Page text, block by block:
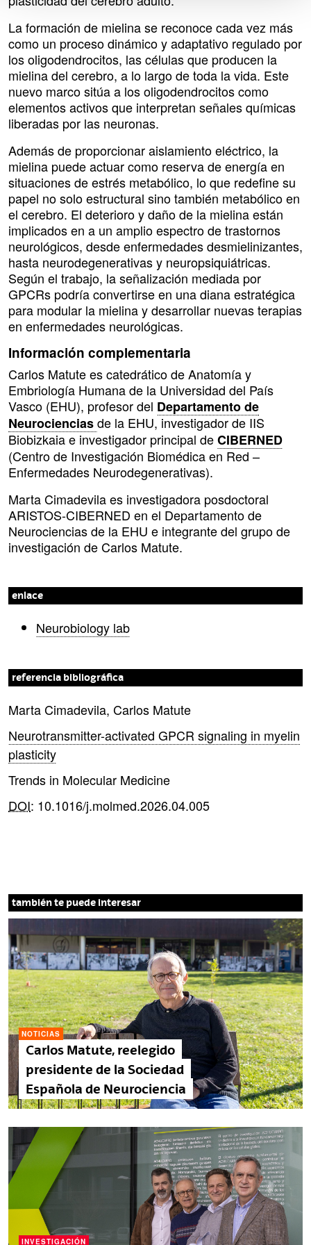
La formación de mielina se reconoce cada vez más
como un proceso dinámico y adaptativo regulado por
los oligodendrocitos, las células que producen la
mielina del cerebro, a lo largo de toda la vida. Este
nuevo marco sitúa a los oligodendrocitos como
elementos activos que interpretan señales químicas
liberadas por las neuronas.
Además de proporcionar aislamiento eléctrico, la
mielina puede actuar como reserva de energía en
situaciones de estrés metabólico, lo que redefine su
papel no solo estructural sino también metabólico en
el cerebro. El deterioro y daño de la mielina están
implicados en a un amplio espectro de trastornos
neurológicos, desde enfermedades desmielinizantes,
hasta neurodegenerativas y neuropsiquiátricas.
Según el trabajo, la señalización mediada por
GPCRs podría convertirse en una diana estratégica
para modular la mielina y desarrollar nuevas terapias
en enfermedades neurológicas.
Información complementaria
Carlos Matute es catedrático de Anatomía y
Embriología Humana de la Universidad del País
Vasco (EHU), profesor del Departamento de
Neurocienciasde la EHU, investigador de IIS
Biobizkaia e investigador principal deCIBERNED
(Centro de Investigación Biomédica en Red –
Enfermedades Neurodegenerativas).
Marta Cimadevila es investigadora posdoctoral
ARISTOS-CIBERNED en el Departamento de
Neurociencias de la EHU e integrante del grupo de
investigación de Carlos Matute.
enlace
Neurobiology lab
referencia bibliográfica
Marta Cimadevila, Carlos Matute
Neurotransmitter-activated GPCR signaling in myelin
plasticity
Trends in Molecular Medicine
DOI: 10.1016/j.molmed.2026.04.005
también te puede interesar
NOTICIAS
Carlos Matute, reelegido
presidente de la Sociedad
Española de Neurociencia
INVESTIGACIÓN